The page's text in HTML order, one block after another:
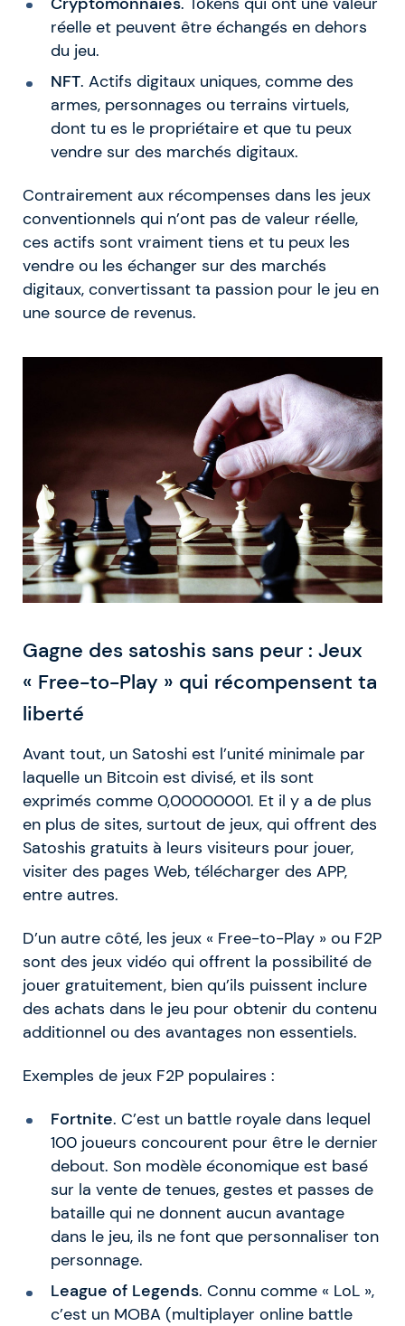
réelle et peuvent être échangés en dehors
du jeu.
NFT. Actifs digitaux uniques, comme des
armes, personnages ou terrains virtuels,
dont tu es le propriétaire et que tu peux
vendre sur des marchés digitaux.
Contrairement aux récompenses dans les jeux
conventionnels qui n’ont pas de valeur réelle,
ces actifs sont vraiment tiens et tu peux les
vendre ou les échanger sur des marchés
digitaux, convertissant ta passion pour le jeu en
une source de revenus.
Gagne des satoshis sans peur : Jeux
« Free-to-Play » qui récompensent ta
liberté
Avant tout, un Satoshi est l’unité minimale par
laquelle un Bitcoin est divisé, et ils sont
exprimés comme 0,00000001. Et il y a de plus
en plus de sites, surtout de jeux, qui offrent des
Satoshis gratuits à leurs visiteurs pour jouer,
visiter des pages Web, télécharger des APP,
entre autres.
D’un autre côté, les jeux « Free-to-Play » ou F2P
sont des jeux vidéo qui offrent la possibilité de
jouer gratuitement, bien qu’ils puissent inclure
des achats dans le jeu pour obtenir du contenu
additionnel ou des avantages non essentiels.
Exemples de jeux F2P populaires :
Fortnite. C’est un battle royale dans lequel
100 joueurs concourent pour être le dernier
debout. Son modèle économique est basé
sur la vente de tenues, gestes et passes de
bataille qui ne donnent aucun avantage
dans le jeu, ils ne font que personnaliser ton
personnage.
League of Legends. Connu comme « LoL »,
c’est un MOBA (multiplayer online battle